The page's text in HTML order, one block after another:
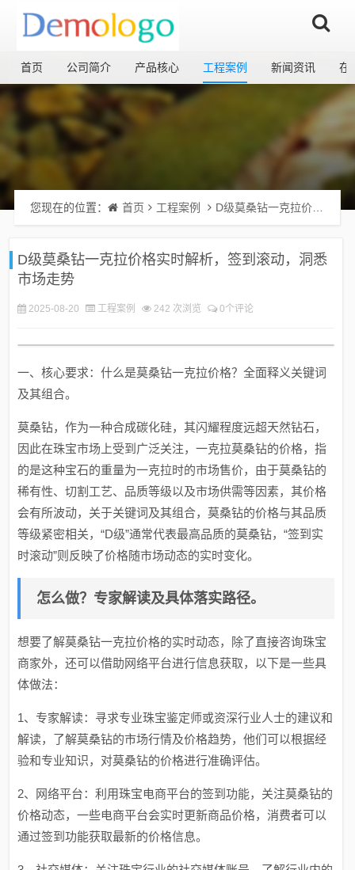
首页 公司简介 产品核心 工程案例 新闻资讯 在
您现在的位置： 首页 工程案例 D级莫桑钻一克拉价格实时解析，签到滚动，洞悉市场走势
D级莫桑钻一克拉价格实时解析，签到滚动，洞悉
市场走势
2025-08-20 工程案例 242 次浏览 0个评论
一、核心要求：什么是莫桑钻一克拉价格？全面释义关键词
及其组合。
莫桑钻，作为一种合成碳化硅，其闪耀程度远超天然钻石，
因此在珠宝市场上受到广泛关注，一克拉莫桑钻的价格，指
的是这种宝石的重量为一克拉时的市场售价，由于莫桑钻的
稀有性、切割工艺、品质等级以及市场供需等因素，其价格
会有所波动，关于关键词及其组合，莫桑钻的价格与其品质
等级紧密相关，“D级”通常代表最高品质的莫桑钻，“签到实
时滚动”则反映了价格随市场动态的实时变化。
怎么做？专家解读及具体落实路径。
想要了解莫桑钻一克拉价格的实时动态，除了直接咨询珠宝
商家外，还可以借助网络平台进行信息获取，以下是一些具
体做法：
1、专家解读：寻求专业珠宝鉴定师或资深行业人士的建议和
解读，了解莫桑钻的市场行情及价格趋势，他们可以根据经
验和专业知识，对莫桑钻的价格进行准确评估。
2、网络平台：利用珠宝电商平台的签到功能，关注莫桑钻的
价格动态，一些电商平台会实时更新商品价格，消费者可以
通过签到功能获取最新的价格信息。